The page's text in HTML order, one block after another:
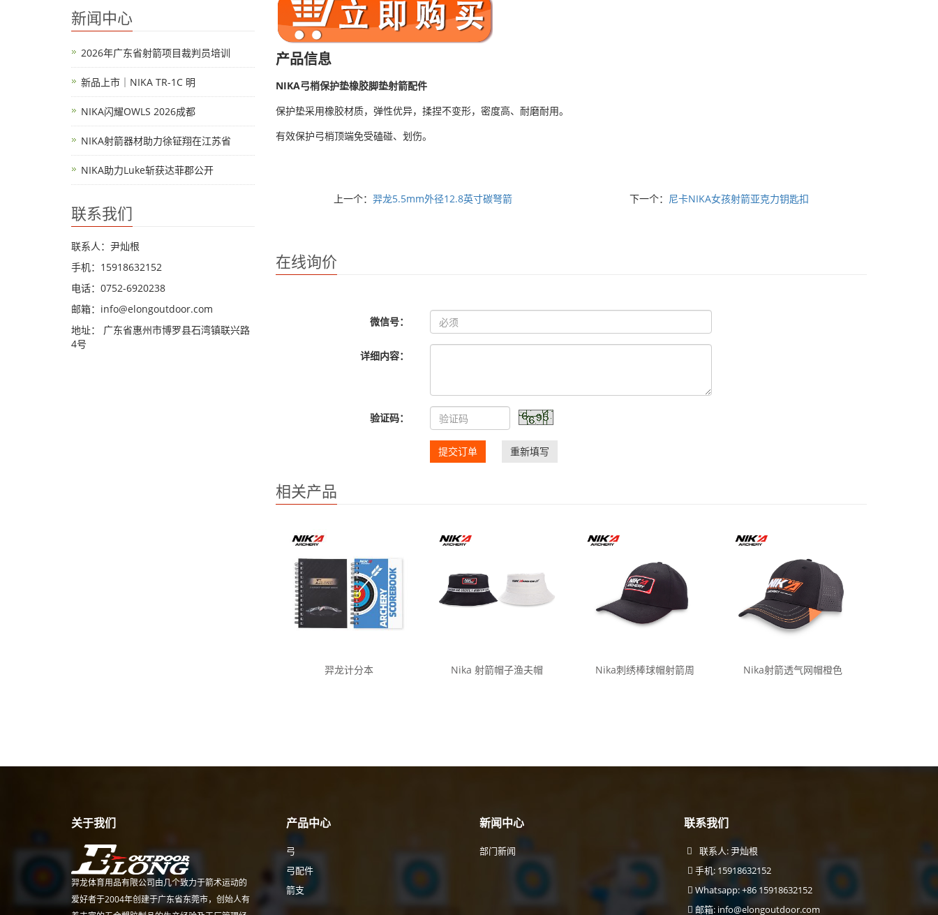
产品信息
NIKA弓梢保护垫橡胶脚垫射箭配件
保护垫采用橡胶材质，弹性优异，揉捏不变形，密度高、耐磨耐用。
有效保护弓梢顶端免受磕碰、划伤。
上一个：羿龙5.5mm外径12.8英寸碳弩箭 下一个： 尼卡NIKA女孩射箭亚克力钥匙扣
在线询价
微信号：
详细内容：
验证码：
提交订单 重新填写
相关产品
羿龙计分本 Nika 射箭帽子渔夫帽 Nika刺绣棒球帽射箭周 Nika射箭透气网帽橙色
新闻中心
2026年广东省射箭项目裁判员培训
新品上市｜NIKA TR-1C 明
NIKA闪耀OWLS 2026成都
NIKA射箭器材助力徐钲翔在江苏省
NIKA助力Luke斩获达菲郡公开
联系我们
联系人：尹灿根
手机：15918632152
电话：0752-6920238
邮箱： info@elongoutdoor.com
地址： 广东省惠州市博罗县石湾镇联兴路
4号
关于我们
羿龙体育用品有限公司由几个致力于箭术运动的
爱好者于2004年创建于广东省东莞市，创始人有
产品中心
弓
弓配件
箭支
新闻中心
部门新闻
联系我们
联系人: 尹灿根
手机: 15918632152
Whatsapp: +86 15918632152
邮箱: info@elongoutdoor.com